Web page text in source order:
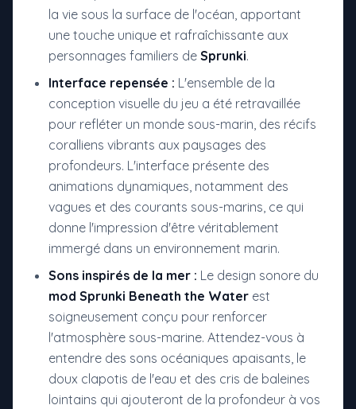
la vie sous la surface de l'océan, apportant
une touche unique et rafraîchissante aux
personnages familiers de Sprunki.
Interface repensée : L'ensemble de la
conception visuelle du jeu a été retravaillée
pour refléter un monde sous-marin, des récifs
coralliens vibrants aux paysages des
profondeurs. L'interface présente des
animations dynamiques, notamment des
vagues et des courants sous-marins, ce qui
donne l'impression d'être véritablement
immergé dans un environnement marin.
Sons inspirés de la mer : Le design sonore du
mod Sprunki Beneath the Water est
soigneusement conçu pour renforcer
l'atmosphère sous-marine. Attendez-vous à
entendre des sons océaniques apaisants, le
doux clapotis de l'eau et des cris de baleines
lointains qui ajouteront de la profondeur à vos